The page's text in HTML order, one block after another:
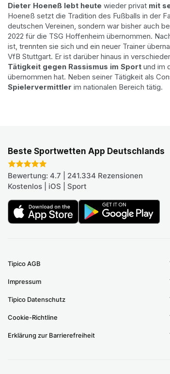
Dieter Hoeneß lebt heute wieder privat mit
Hoeneß setzt die Tradition des Fußballs in der
deutschen Vereinen, sondern war bisher auch
2022 für die TSG Hoffenheim übernommen.
ist, trennten sie sich und ein neuer Trainer
VfB Stuttgart. Er ist darüber hinaus in
Tätigkeit gegen Rassismus im Sport und im
übernommen hat. Neben seiner Tätigkeit als
Spielervermittler im nationalen Bereich tätig.
Beste Sportwetten App Deutschlands
Bewertung: 4.7 | 241.334 Rezensionen
Kostenlos | iOS | Sport
Tipico AGB
Impressum
Tipico Datenschutz
Cookie-Richtline
Erklärung zur Barrierefreiheit